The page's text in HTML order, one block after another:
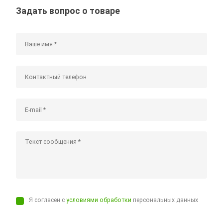
Задать вопрос о товаре
Я согласен сусловиями обработки персональных данных